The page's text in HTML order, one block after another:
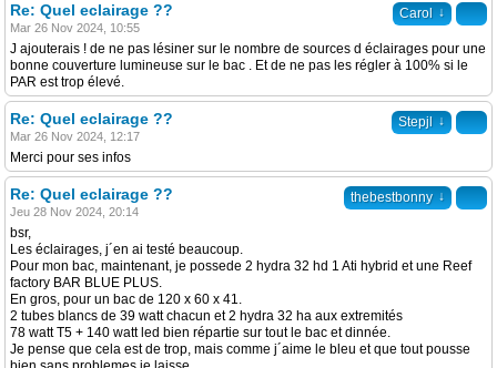
Carol ↓
Re: Quel eclairage ??
Mar 26 Nov 2024, 10:55
J ajouterais ! de ne pas lésiner sur le nombre de sources d éclairages pour une
bonne couverture lumineuse sur le bac . Et de ne pas les régler à 100% si le
PAR est trop élevé.
Stepjl ↓
Re: Quel eclairage ??
Mar 26 Nov 2024, 12:17
Merci pour ses infos
thebestbonny ↓
Re: Quel eclairage ??
Jeu 28 Nov 2024, 20:14
bsr,
Les éclairages, j´en ai testé beaucoup.
Pour mon bac, maintenant, je possede 2 hydra 32 hd 1 Ati hybrid et une Reef
factory BAR BLUE PLUS.
En gros, pour un bac de 120 x 60 x 41.
2 tubes blancs de 39 watt chacun et 2 hydra 32 ha aux extremités
78 watt T5 + 140 watt led bien répartie sur tout le bac et dinnée.
Je pense que cela est de trop, mais comme j´aime le bleu et que tout pousse